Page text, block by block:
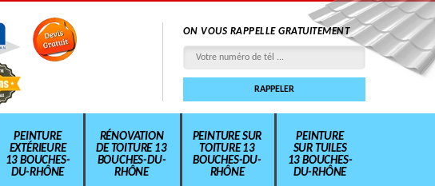
ON VOUS RAPPELLE GRATUITEMENT
PEINTURE
EXTÉRIEURE
13 BOUCHES-
DU-RHÔNE
RÉNOVATION
DE TOITURE 13
BOUCHES-DU-
RHÔNE
PEINTURE SUR
TOITURE 13
BOUCHES-DU-
RHÔNE
PEINTURE
SUR TUILES
13 BOUCHES-
DU-RHÔNE